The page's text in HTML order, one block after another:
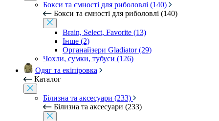
Бокси та ємності для риболовлі (140)
Бокси та ємності для риболовлі (140)
Brain, Select, Favorite (13)
Інше (2)
Органайзери Gladiator (29)
Чохли, сумки, тубуси (126)
Одяг та екіпіровка
Каталог
Білизна та аксесуари (233)
Білизна та аксесуари (233)